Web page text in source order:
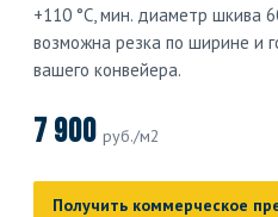
+110 °C, мин. диаметр шкива
возможна резка по ширине и
вашего конвейера.
7 900 руб./м2
Получить коммерческое